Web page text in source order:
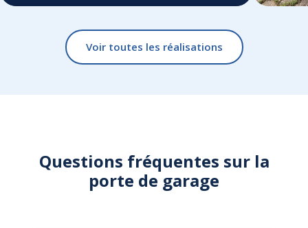
Voir toutes les réalisations
Questions fréquentes sur la
porte de garage